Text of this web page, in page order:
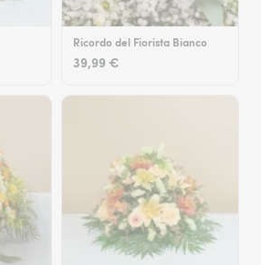
Ricordo del Fiorista Bianco
39,99 €